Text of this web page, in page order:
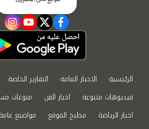
facebook
twitter
youtube
الرئيسية الاخبار العامة التقارير الخاصة
فيديوهات متنوعة
اخبار الفن
منوعات
اخبار الرياضة
مطبخ الموقع
مواضيع عامة